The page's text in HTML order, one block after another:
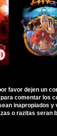
favor dejen un
comentar los
inapropiados
o razitas seran